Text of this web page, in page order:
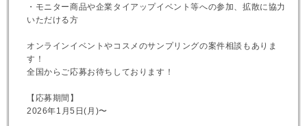
・モニター商品や企業タイアップイベント等への参加、拡散に協力
いただける方
オンラインイベントやコスメのサンプリングの案件相談もありま
す！
全国からご応募お待ちしております！
【応募期間】
2026年1月5日(月)〜